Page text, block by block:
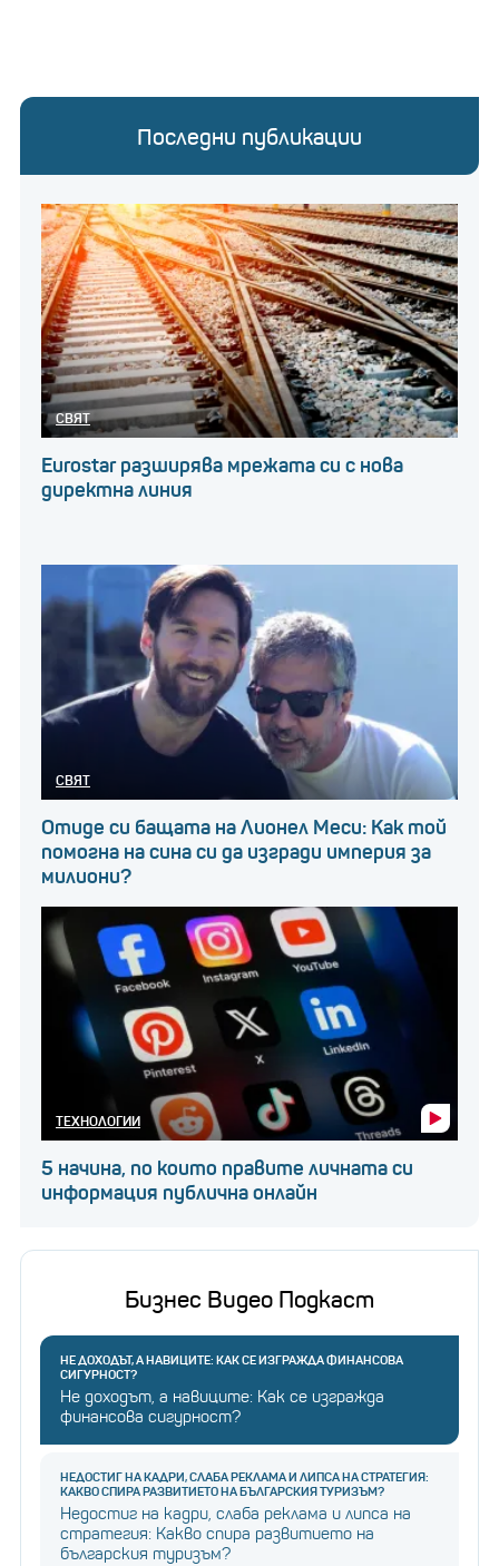
Последни публикации
СВЯТ
Eurostar разширява мрежата си с нова
директна линия
СВЯТ
Отиде си бащата на Лионел Меси: Как той
помогна на сина си да изгради империя за
милиони?
ТЕХНОЛОГИИ
5 начина, по които правите личната си
информация публична онлайн
Бизнес Видео Подкаст
НЕ ДОХОДЪТ, А НАВИЦИТЕ: КАК СЕ ИЗГРАЖДА ФИНАНСОВА
СИГУРНОСТ?
Не доходът, а навиците: Как се изгражда
финансова сигурност?
НЕДОСТИГ НА КАДРИ, СЛАБА РЕКЛАМА И ЛИПСА НА СТРАТЕГИЯ:
КАКВО СПИРА РАЗВИТИЕТО НА БЪЛГАРСКИЯ ТУРИЗЪМ?
Недостиг на кадри, слаба реклама и липса на
стратегия: Какво спира развитието на
българския туризъм?